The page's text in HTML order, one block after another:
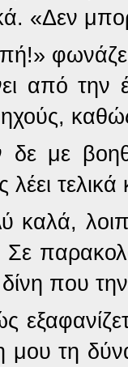
«Δεν
από την
δε με
λέει
καλά,
που
μου τη